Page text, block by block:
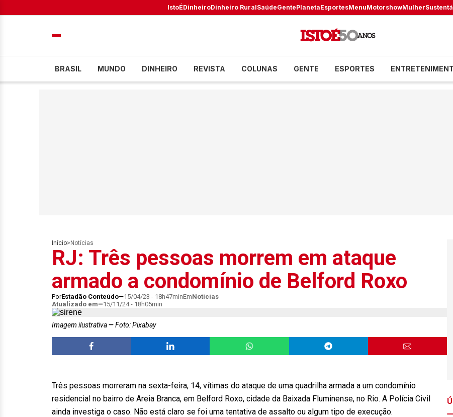
IstoÉDinheiroDinheiro RuralSaúdeGentePlanetaEsportesMenuMotorshowMulher
BRASIL MUNDO DINHEIRO REVISTA COLUNAS GENTE ESPORTES
Início> Notícias
RJ: Três pessoas morrem em ataque
armado a condomínio de Belford Roxo
PorEstadão Conteúdo 15/04/23 - 18h47minEmNotícias
Atualizado em
15/11/24 - 18h05min
Imagem ilustrativa Foto: Pixabay
Três pessoas morreram na sexta-feira, 14, vítimas do ataque de uma quadrilha armada a um condomínio
residencial no bairro de Areia Branca, em Belford Roxo, cidade da Baixada Fluminense, no Rio. A Polícia Civil
ainda investiga o caso. Não está claro se foi uma tentativa de assalto ou algum tipo de execução.